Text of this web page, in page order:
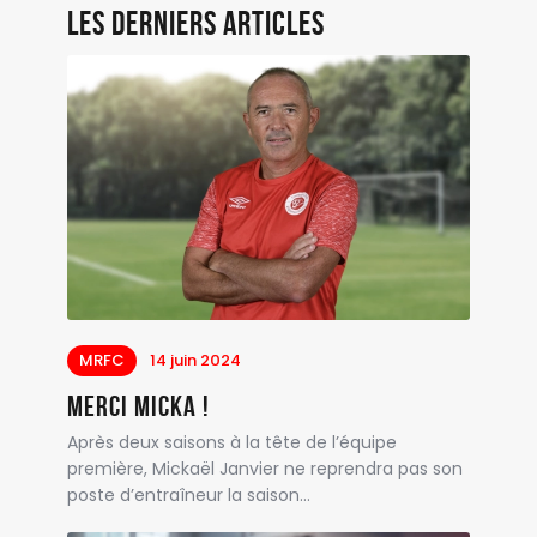
Les derniers articles
MRFC 14 juin 2024
Merci Micka !
Après deux saisons à la tête de l’équipe
première, Mickaël Janvier ne reprendra pas son
poste d’entraîneur la saison…